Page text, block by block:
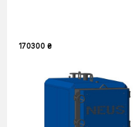
170300 ₴